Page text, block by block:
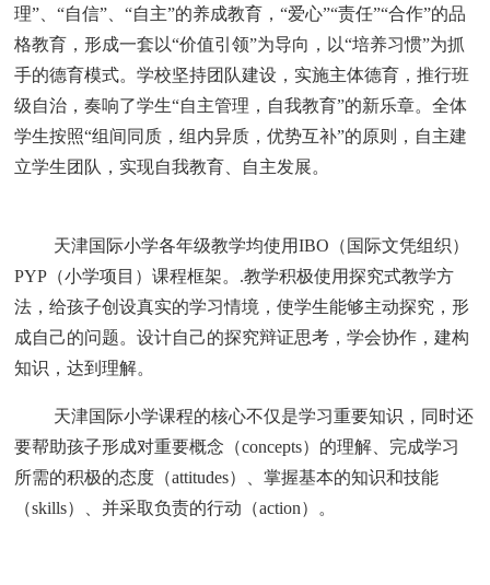
理”、“自信”、“自主”的养成教育，“爱心”“责任”“合作”的品
格教育，形成一套以“价值引领”为导向，以“培养习惯”为抓
手的德育模式。学校坚持团队建设，实施主体德育，推行班
级自治，奏响了学生“自主管理，自我教育”的新乐章。全体
学生按照“组间同质，组内异质，优势互补”的原则，自主建
立学生团队，实现自我教育、自主发展。
天津国际小学各年级教学均使用IBO（国际文凭组织）
PYP（小学项目）课程框架。.教学积极使用探究式教学方
法，给孩子创设真实的学习情境，使学生能够主动探究，形
成自己的问题。设计自己的探究辩证思考，学会协作，建构
知识，达到理解。
天津国际小学课程的核心不仅是学习重要知识，同时还
要帮助孩子形成对重要概念（concepts）的理解、完成学习
所需的积极的态度（attitudes）、掌握基本的知识和技能
（skills）、并采取负责的行动（action）。